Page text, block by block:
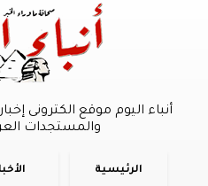
أنباء اليوم موقع الكترونى
والمستجدات
الرئيسية